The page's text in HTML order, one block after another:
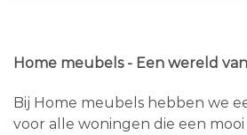
Home meubels - Een wereld
Bij Home meubels hebben we
voor alle woningen die een